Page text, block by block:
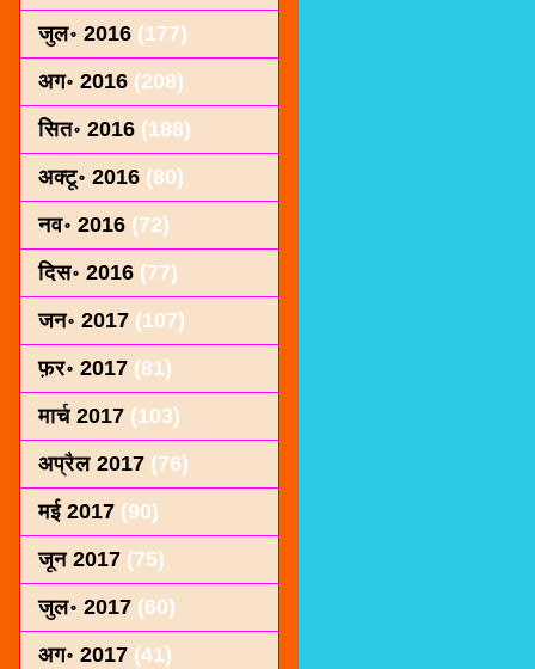
जुल॰ 2016 (177)
अग॰ 2016 (208)
सित॰ 2016 (188)
अक्टू॰ 2016 (80)
नव॰ 2016 (72)
दिस॰ 2016 (77)
जन॰ 2017 (107)
फ़र॰ 2017 (81)
मार्च 2017 (103)
अप्रैल 2017 (76)
मई 2017 (90)
जून 2017 (75)
जुल॰ 2017 (60)
अग॰ 2017 (41)